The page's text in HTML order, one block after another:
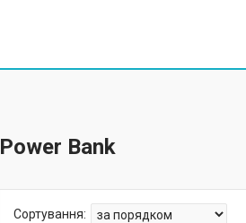
Power Bank